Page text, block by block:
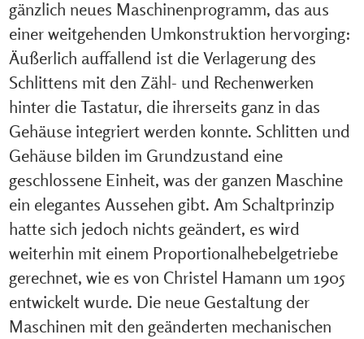
gänzlich neues Maschinenprogramm, das aus
einer weitgehenden Umkonstruktion hervorging:
Äußerlich auffallend ist die Verlagerung des
Schlittens mit den Zähl- und Rechenwerken
hinter die Tastatur, die ihrerseits ganz in das
Gehäuse integriert werden konnte. Schlitten und
Gehäuse bilden im Grundzustand eine
geschlossene Einheit, was der ganzen Maschine
ein elegantes Aussehen gibt. Am Schaltprinzip
hatte sich jedoch nichts geändert, es wird
weiterhin mit einem Proportionalhebelgetriebe
gerechnet, wie es von Christel Hamann um 1905
entwickelt wurde. Die neue Gestaltung der
Maschinen mit den geänderten mechanischen